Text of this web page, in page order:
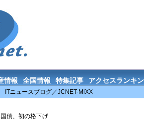
情報 全国情報 特集記事 アクセスランキ
ITニュースブログ／JCNET-MiXX
国債、初の格下げ